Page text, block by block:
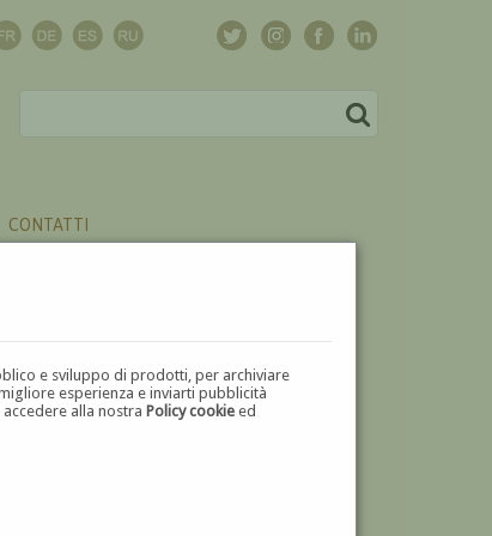
e sviluppo di prodotti, per archiviare
esperienza e inviarti pubblicità
accedere alla nostraPolicy cookie ed
CONTATTI
W X Y Z ⬅